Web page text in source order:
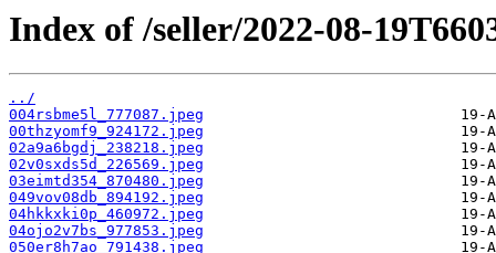
Index of /seller/2022-08-
../
004rsbme5l_777087.jpeg
00thzyomf9_924172.jpeg
02a9a6bgdj_238218.jpeg
02v0sxds5d_226569.jpeg
03eimtd354_870480.jpeg
049vov08db_894192.jpeg
04hkkxki0p_460972.jpeg
04ojo2v7bs_977853.jpeg
050er8h7ao_791438.jpeg